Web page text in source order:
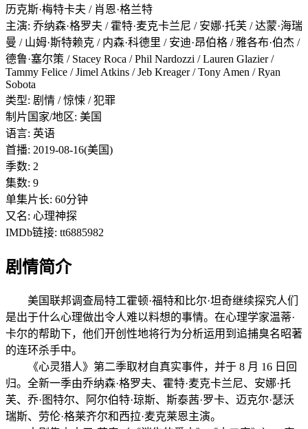
历克斯·梅特卡夫 / 肖恩·格兰特
主演: 乔纳森·格罗夫 / 霍特·麦克卡兰尼 / 安娜·托芙 / 达蒙·海瑞
曼 / 山姆·斯特赖克 / 内森·科德里 / 安迪·昂伯格 / 雅各布·伯杰 /
德鲁·塞尔策 / Stacey Roca / Phil Nardozzi / Lauren Glazier /
Tammy Felice / Jimel Atkins / Jeb Kreager / Tony Amen / Ryan
Sobota
类型: 剧情 / 惊悚 / 犯罪
制片国家/地区: 美国
语言: 英语
首播: 2019-08-16(美国)
季数: 2
集数: 9
单集片长: 60分钟
又名: 心理神探
IMDb链接: tt6885982
剧情简介
美国联邦调查局特工霍顿·福特和比尔·坦奇继续探究人们
是出于什么心理做出令人难以料想的事情。在心理学家温蒂·
卡尔的帮助下，他们开创性地将行为分析运用到追捕臭名昭著
的连环杀手中。
《心灵猎人》第二季取材自真实事件，并于 8 月 16 日回
归。全新一季由乔纳森·格罗夫、霍特·麦克卡兰尼、安娜·托
芙、乔·图特尔、阿尔伯特·琼斯、斯泰茜·罗卡、迈克尔·瑟沃
瑞斯、劳伦·格莱齐尔和西拉·麦克莱恩主演。